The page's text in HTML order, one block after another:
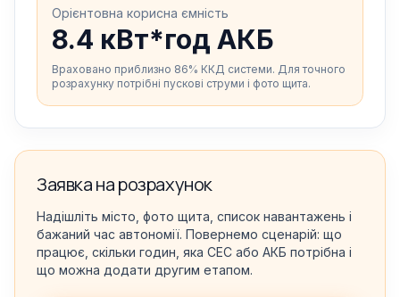
Орієнтовна корисна ємність
8.4 кВт*год АКБ
Враховано приблизно 86% ККД системи. Для точного
розрахунку потрібні пускові струми і фото щита.
Заявка на розрахунок
Надішліть місто, фото щита, список навантажень і
бажаний час автономії. Повернемо сценарій: що
працює, скільки годин, яка СЕС або АКБ потрібна і
що можна додати другим етапом.